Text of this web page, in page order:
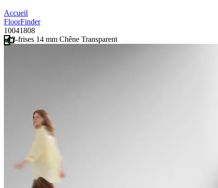
Accueil
FloorFinder
10041808